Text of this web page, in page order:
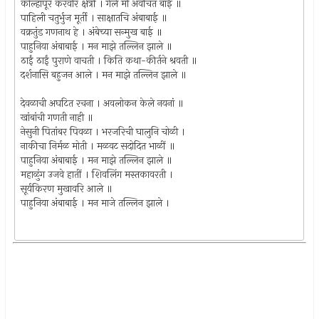
कोल्हापूर करवीर क्षेत्रीं । गेले मी अवचित बाई ॥
पाहिली चतुर्भुज मूर्ती । साक्षातचि अंबाबाई ॥
वक्रतुंड गणनाथ हे । अंबेच्या सन्मुख बाई ॥
पाहुनिया अंबाबाई । मन माझे तल्लिन झाले ॥
ठाईं ठाईं पुराणे वाचती । किति कथा-कीर्तने श्रवती ॥
दर्शनासि बहुजन आले । मन माझे तल्लिन झाले ॥
देवळाची अघटित रचना । अवलोकन केले नयनां ॥
खांबांची गणती नाही ॥
नेसुनी पितांबर पिवळा । भरजरिची घालुनि चोळी ।
नाकीचा निर्मळ मोती । मळवट सदोदित भाळीं ॥
पाहुनिया अंबाबाई । मन माझे तल्लिन झाले ॥
महाळुंग उजवे हातीं । शिवलिंग मस्तकावरती ।
सूर्यकिरण मुखावरि आले ॥
पाहुनिया अंबाबाई । मन माजे तल्लिन झाले ।